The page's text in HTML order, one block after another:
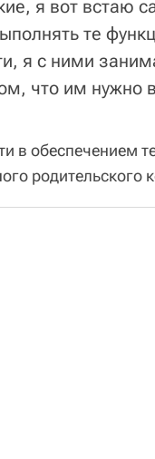
я вот встаю
те
я с ними
что им нужно
в обеспечением
родительского